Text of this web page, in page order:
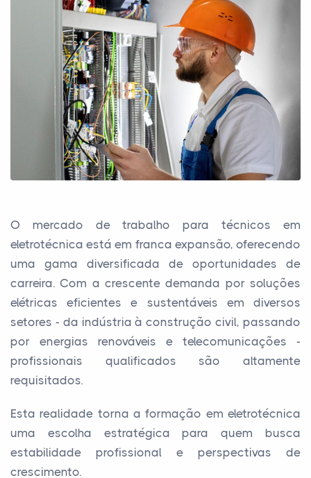
O mercado de trabalho para técnicos em
eletrotécnica está em franca expansão, oferecendo
uma gama diversificada de oportunidades de
carreira. Com a crescente demanda por soluções
elétricas eficientes e sustentáveis em diversos
setores - da indústria à construção civil, passando
por energias renováveis e telecomunicações -
profissionais qualificados são altamente
requisitados.
Esta realidade torna a formação em eletrotécnica
uma escolha estratégica para quem busca
estabilidade profissional e perspectivas de
crescimento.